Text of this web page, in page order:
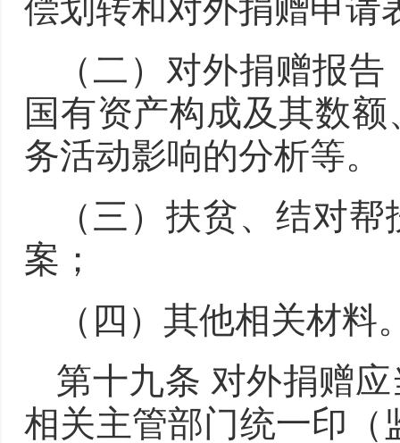
偿划转和对外捐赠申请
（二）对外捐赠报
国有资产构成及其数
务活动影响的分析等。
（三）扶贫、结对
案；
（四）其他相关材料
第十九条 对外捐赠
相关主管部门统一印（